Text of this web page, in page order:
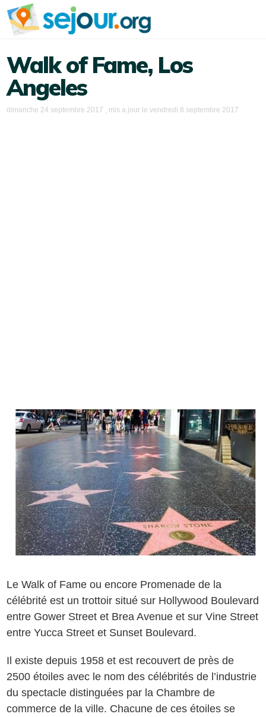
Walk of Fame, Los
Angeles
dimanche 24 septembre 2017 , mis a jour levendredi 8 septembre 2017
Le Walk of Fame ou encore Promenade de la
célébrité est un trottoir situé sur Hollywood Boulevard
entre Gower Street et Brea Avenue et sur Vine Street
entre Yucca Street et Sunset Boulevard.
Il existe depuis 1958 et est recouvert de près de
2500 étoiles avec le nom des célébrités de l’industrie
du spectacle distinguées par la Chambre de
commerce de la ville. Chacune de ces étoiles se